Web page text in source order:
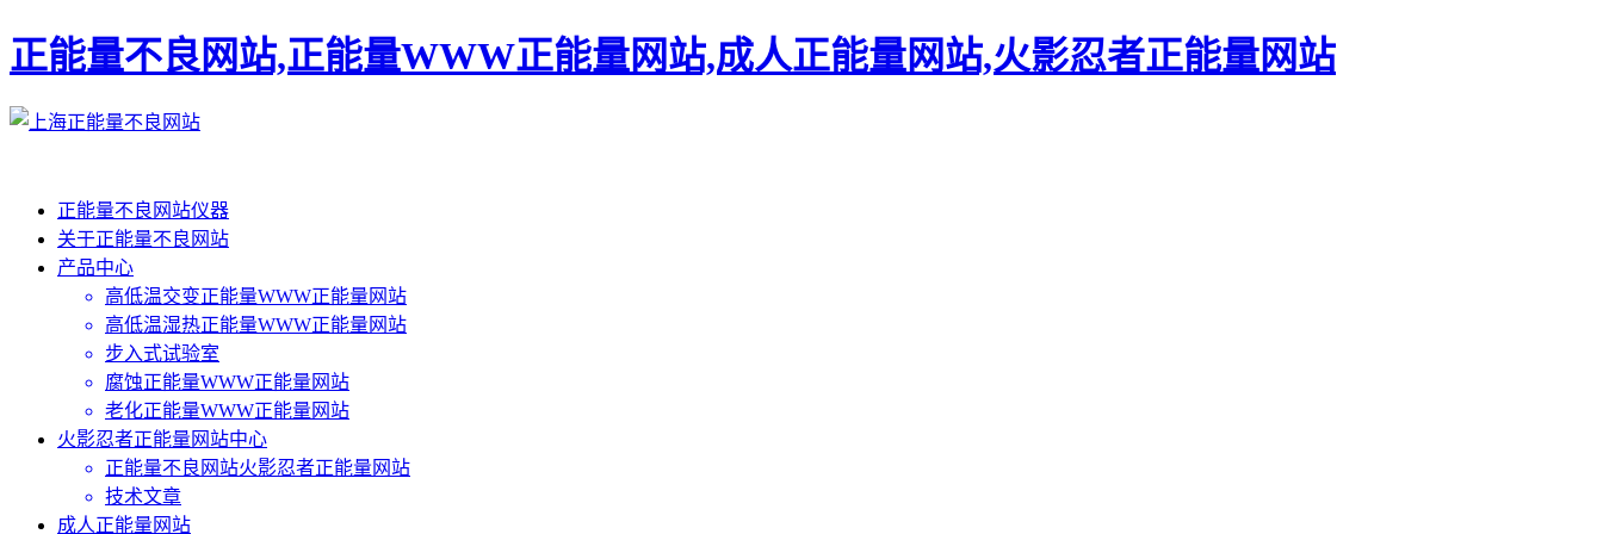
正能量不良网站,正能量WWW正能量网站,成人正能量网站,火影忍者正能量网站
正能量不良网站仪器
关于正能量不良网站
产品中心
高低温交变正能量WWW正能量网站
高低温湿热正能量WWW正能量网站
步入式试验室
腐蚀正能量WWW正能量网站
老化正能量WWW正能量网站
火影忍者正能量网站中心
正能量不良网站火影忍者正能量网站
技术文章
成人正能量网站